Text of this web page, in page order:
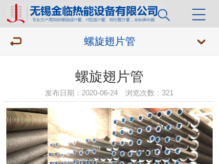
螺旋翅片管
螺旋翅片管
发布日期：2020-06-24 浏览次数：321